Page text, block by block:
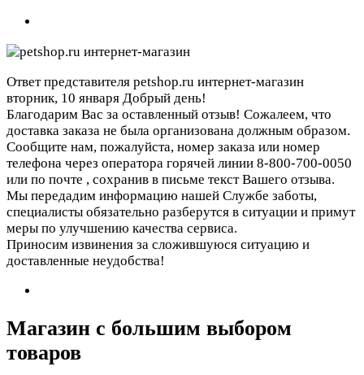
Ответ представителя petshop.ru интернет-магазин
вторник, 10 января Добрый день!
Благодарим Вас за оставленный отзыв! Сожалеем, что
доставка заказа не была организована должным образом.
Сообщите нам, пожалуйста, номер заказа или номер
телефона через оператора горячей линии 8-800-700-0050
или по почте , сохранив в письме текст Вашего отзыва.
Мы передадим информацию нашей Службе заботы,
специалисты обязательно разберутся в ситуации и примут
меры по улучшению качества сервиса.
Приносим извинения за сложившуюся ситуацию и
доставленные неудобства!
Магазин с большим выбором
товаров